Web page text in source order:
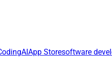
AIApp Storesoftware